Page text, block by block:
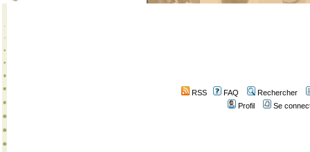
RSS FAQ
Rechercher
Profil
Se